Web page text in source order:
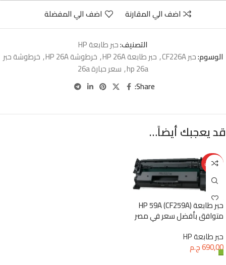
اضف الي المقارنة
اضف الي المفضلة
التصنيف:حبر طابعة HP
الوسوم:حبر CF226A , حبر طابعة HP 26A , خرطوشة HP 26A , خرطوشة حبر
hp 26a
, سعر حبارة 26a
Share:
قد يعجبك أيضاً…
تخفيض
حبر طابعة HP 59A (CF259A)
متوافق بأفضل سعر في مصر
حبر طابعة HP
690,00ج.م